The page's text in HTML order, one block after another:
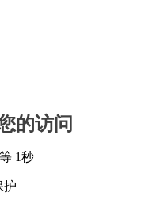
的访问
1秒
护